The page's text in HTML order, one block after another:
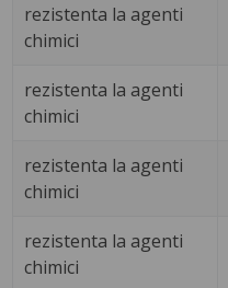
rezistenta la agenti
chimici
rezistenta la agenti
chimici
rezistenta la agenti
chimici
rezistenta la agenti
chimici